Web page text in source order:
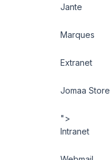
Jante
Marques
Extranet
Jomaa Store
">
Intranet